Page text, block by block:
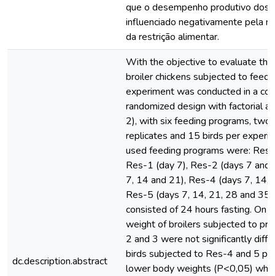
que o desempenho produtivo dos
influenciado negativamente pela
da restrição alimentar.
dc.description.abstract
With the objective to evaluate the
broiler chickens subjected to feed
experiment was conducted in a
randomized design with factorial
2), with six feeding programs, two
replicates and 15 birds per
used feeding programs were:
Res-1 (day 7), Res-2 (days 7 and
7, 14 and 21), Res-4 (days 7, 14,
Res-5 (days 7, 14, 21, 28 and
consisted of 24 hours fasting. On
weight of broilers subjected to
2 and 3 were not significantly
birds subjected to Res-4 and 5
lower body weights (P<0,05)